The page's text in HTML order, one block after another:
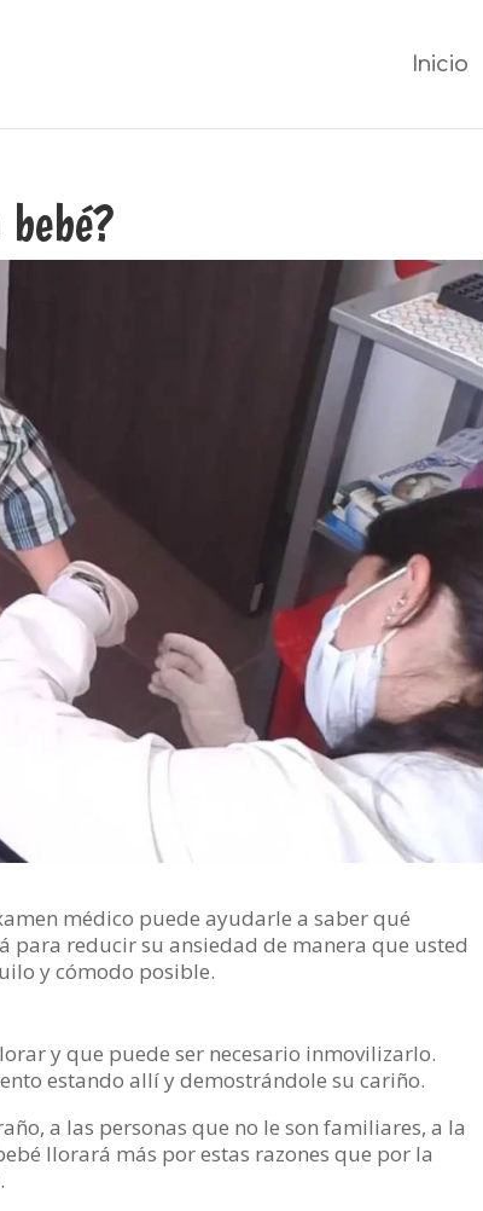
Inicio
médico puede ayudarle a saber qué
reducir su ansiedad de manera que usted
y cómodo posible.
y que puede ser necesario inmovilizarlo.
estando allí y demostrándole su cariño.
a las personas que no le son familiares, a la
llorará más por estas razones que por la